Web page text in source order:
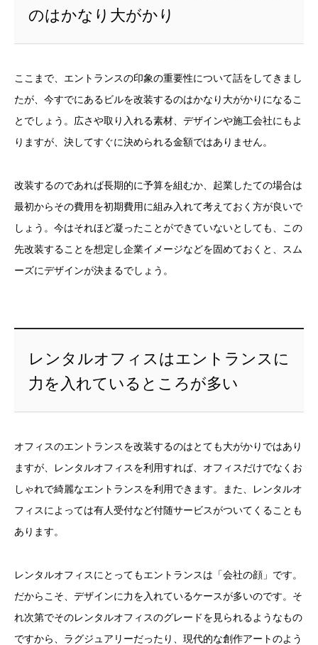
のはかなり大がかり
ここまで、エントランスの印象の重要性について話をしてきまし
たが、今すでにあるビルを改装するのはかなり大がかりになるこ
とでしょう。広さや取り入れる素材、デザインや施工会社にもよ
りますが、決してすぐに決められる金額ではありません。
改装するのであれば長期的に予算を組むか、起業したての場合は
最初からその費用を初期費用に組み入れて考えておく方が良いで
しょう。今はそれほど凝ったことができていないとしても、この
先改装することを想定し企業イメージなどを固めておくと、スム
ーズにデザインが決まるでしょう。
レンタルオフィスはエントランスに
力を入れているところが多い
オフィスのエントランスを改装するのはとても大がかりではあり
ますが、レンタルオフィスを利用すれば、オフィスだけでなくお
しゃれで綺麗なエントランスを利用できます。また、レンタルオ
フィスによっては有人受付など付随サービスがついてくることも
あります。
レンタルオフィスにとってもエントランスは「会社の顔」です。
だからこそ、デザインに力を入れているケースが多いのです。そ
れ次第でそのレンタルオフィスのグレードを見られるようなもの
ですから、ラグジュアリーだったり、現代的な創作アートのよう